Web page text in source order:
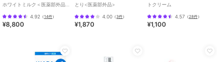
ホワイトミルク＜医薬部外品
4.92 （14件）
¥8,800
とり<医薬部外品>
4.00 （3件）
¥1,870
トクリーム
4.57 （28件）
¥1,100